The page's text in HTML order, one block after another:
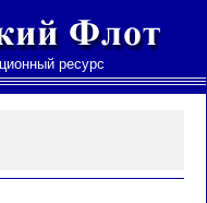
ресурс